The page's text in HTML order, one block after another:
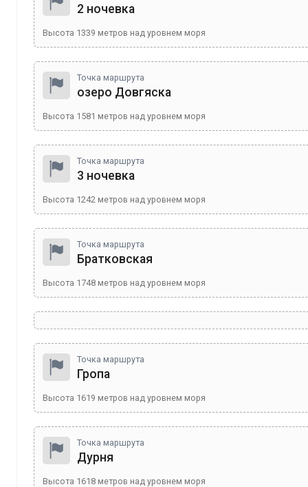
2 ночевка
Высота 1339 метров над уровнем моря
Точка маршрута
озеро Довгяска
Высота 1581 метров над уровнем моря
Точка маршрута
3 ночевка
Высота 1242 метров над уровнем моря
Точка маршрута
Братковская
Высота 1748 метров над уровнем моря
Точка маршрута
Гропа
Высота 1619 метров над уровнем моря
Точка маршрута
Дурня
Высота 1618 метров над уровнем моря